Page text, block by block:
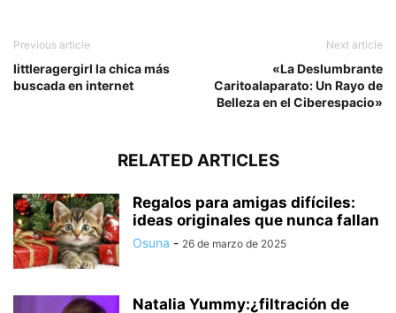
Previous article
littleragergirl la chica más
buscada en internet
Next article
«La Deslumbrante
Caritoalaparato: Un Rayo de
Belleza en el Ciberespacio»
RELATED ARTICLES
Regalos para amigas difíciles:
ideas originales que nunca fallan
Osuna - 26 de marzo de 2025
Natalia Yummy:¿filtración de